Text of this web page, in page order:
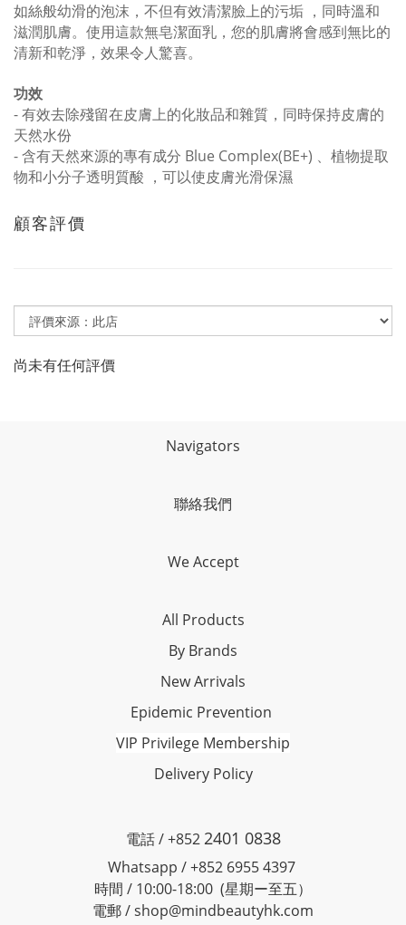
如絲般幼滑的泡沫，不但有效清潔臉上的污垢 ，同時溫和
滋潤肌膚。使用這款無皂潔面乳，您的肌膚將會感到無比的
清新和乾淨，效果令人驚喜。
功效
-有效去除殘留在皮膚上的化妝品和雜質，同時保持皮膚的
天然水份
-含有天然來源的專有成分 Blue Complex(BE+) 、植物提取
物和小分子透明質酸 ，可以使皮膚光滑保濕
顧客評價
尚未有任何評價
Navigators
聯絡我們
We Accept
All Products
By Brands
New Arrivals
Epidemic Prevention
VIP Privilege Membership
Delivery Policy
電話 / +8522401 0838
Whatsapp / +852 6955 4397
時間 / 10:00-18:00 (星期ー至五）
電郵 / shop@mindbeautyhk.com